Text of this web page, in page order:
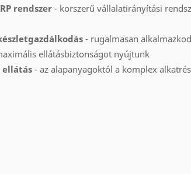
rendszer- korszerű vállalatirányítási
- rugalmasan
ellátásbiztonságot nyújtunk
- az alapanyagoktól a komplex